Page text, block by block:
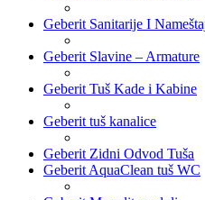
Geberit Sanitarije I
Geberit Slavine – Armature
Geberit Tuš Kade i Kabine
Geberit tuš kanalice
Geberit Zidni Odvod Tuša
Geberit AquaClean tuš WC